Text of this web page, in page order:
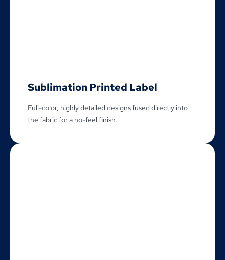
Sublimation Printed Label
Full-color, highly detailed designs fused directly into
the fabric for a no-feel finish.